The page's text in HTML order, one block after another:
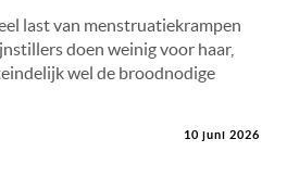
last van menstruatiekrampen
doen weinig voor haar,
wel de broodnodige
10 juni 2026